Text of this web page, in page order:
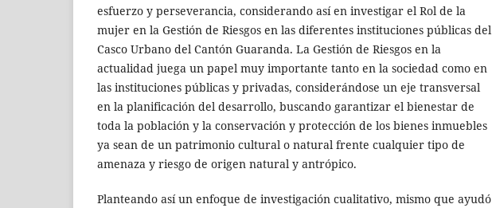
esfuerzo y perseverancia, considerando así en investigar el Rol de la
mujer en la Gestión de Riesgos en las diferentes instituciones públicas del
Casco Urbano del Cantón Guaranda. La Gestión de Riesgos en la
actualidad juega un papel muy importante tanto en la sociedad como en
las instituciones públicas y privadas, considerándose un eje transversal
en la planificación del desarrollo, buscando garantizar el bienestar de
toda la población y la conservación y protección de los bienes inmuebles
ya sean de un patrimonio cultural o natural frente cualquier tipo de
amenaza y riesgo de origen natural y antrópico.
Planteando así un enfoque de investigación cualitativo, mismo que ayudó